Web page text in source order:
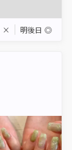
× 明後日 ◎